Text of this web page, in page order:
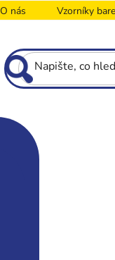
O nás Vzorníky